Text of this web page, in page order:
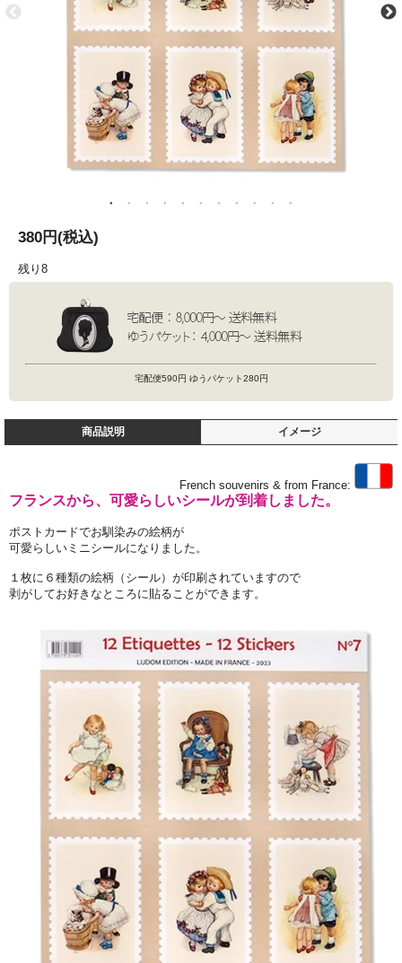
380円(税込)
残り8
宅配便590円 ゆうパケット280円
商品説明 イメージ
French souvenirs & from France:
フランスから、可愛らしいシールが到着しました。
ポストカードでお馴染みの絵柄が
可愛らしいミニシールになりました。
１枚に６種類の絵柄（シール）が印刷されていますので
剥がしてお好きなところに貼ることができます。